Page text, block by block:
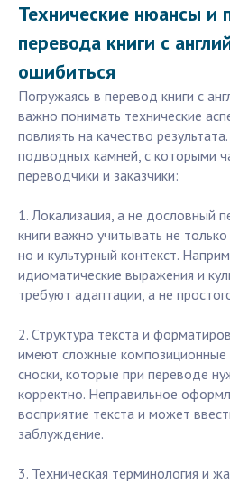
Технические нюансы и
перевода книги с
ошибиться
Погружаясь в перевод книги с
важно понимать технические
повлиять на качество
подводных камней, с которыми
переводчики и заказчики:
1. Локализация, а не дословный
книги важно учитывать не только
но и культурный контекст.
идиоматические выражения и
требуют адаптации, а не
2. Структура текста и
имеют сложные композиционные
сноски, которые при переводе
корректно. Неправильное
восприятие текста и может
заблуждение.
3. Техническая терминология и